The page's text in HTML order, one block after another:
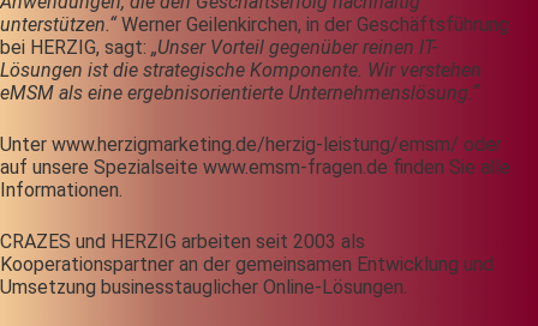
unterstützen.“Werner Geilenkirchen, in der Geschäftsführung
bei HERZIG, sagt: „Unser Vorteil gegenüber reinen IT-
Lösungen ist die strategische Komponente. Wir verstehen
eMSM als eine ergebnisorientierte Unternehmenslösung.“
Unter www.herzigmarketing.de/herzig-leistung/emsm/ oder
auf unsere Spezialseite www.emsm-fragen.de finden Sie alle
Informationen.
CRAZES und HERZIG arbeiten seit 2003 als
Kooperationspartner an der gemeinsamen Entwicklung und
Umsetzung businesstauglicher Online-Lösungen.